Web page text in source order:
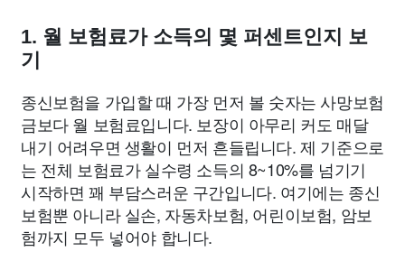
1. 월 보험료가 소득의 몇 퍼센트인지 보
기
종신보험을 가입할 때 가장 먼저 볼 숫자는 사망보험
금보다 월 보험료입니다. 보장이 아무리 커도 매달
내기 어려우면 생활이 먼저 흔들립니다. 제 기준으로
는 전체 보험료가 실수령 소득의 8~10%를 넘기기
시작하면 꽤 부담스러운 구간입니다. 여기에는 종신
보험뿐 아니라 실손, 자동차보험, 어린이보험, 암보
험까지 모두 넣어야 합니다.